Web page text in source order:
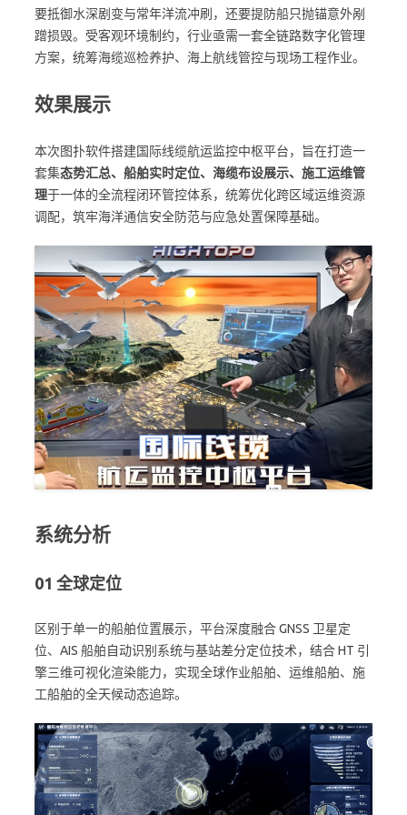
要抵御水深剧变与常年洋流冲刷，还要提防船只抛锚意外剐
蹭损毁。受客观环境制约，行业亟需一套全链路数字化管理
方案，统筹海缆巡检养护、海上航线管控与现场工程作业。
效果展示
本次图扑软件搭建国际线缆航运监控中枢平台，旨在打造一
套集态势汇总、船舶实时定位、海缆布设展示、施工运维管
理于一体的全流程闭环管控体系，统筹优化跨区域运维资源
调配，筑牢海洋通信安全防范与应急处置保障基础。
系统分析
01 全球定位
区别于单一的船舶位置展示，平台深度融合 GNSS 卫星定
位、AIS 船舶自动识别系统与基站差分定位技术，结合 HT 引
擎三维可视化渲染能力，实现全球作业船舶、运维船舶、施
工船舶的全天候动态追踪。